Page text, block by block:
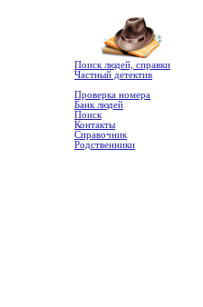
Поиск людей, справки
Частный детектив
Проверка номера
Банк людей
Поиск
Контакты
Справочник
Родственники